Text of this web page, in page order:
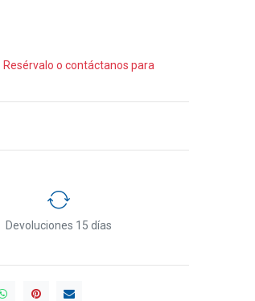
Resérvalo o contáctanos para
Devoluciones 15 días